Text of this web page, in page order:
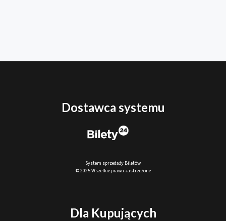
Dostawca systemu
System sprzedaży Biletów
© 2025 Wszelkie prawa zastrzeżone
Dla Kupujących